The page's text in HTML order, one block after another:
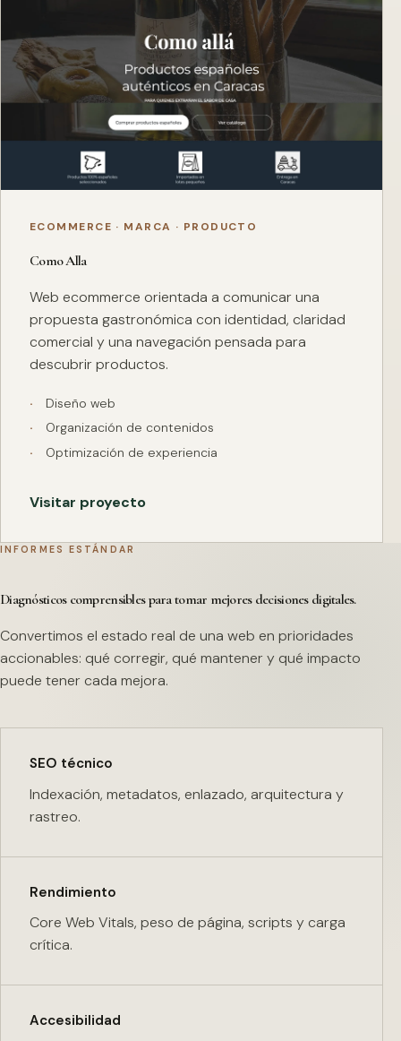
ECOMMERCE · MARCA · PRODUCTO
Como Alla
Web ecommerce orientada a comunicar una
propuesta gastronómica con identidad, claridad
comercial y una navegación pensada para
descubrir productos.
Diseño web
Organización de contenidos
Optimización de experiencia
Visitar proyecto
INFORMES ESTÁNDAR
Diagnósticos comprensibles para tomar mejores decisiones digitales.
Convertimos el estado real de una web en prioridades
accionables: qué corregir, qué mantener y qué impacto
puede tener cada mejora.
SEO técnico
Indexación, metadatos, enlazado, arquitectura y
rastreo.
Rendimiento
Core Web Vitals, peso de página, scripts y carga
crítica.
Accesibilidad